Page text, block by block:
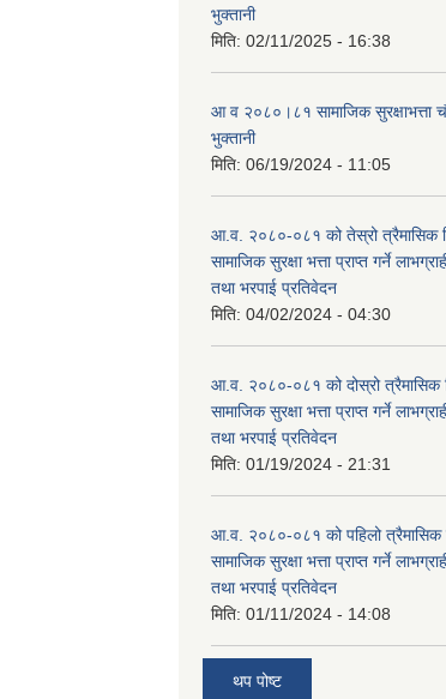
भुक्तानी
मिति: 02/11/2025 - 16:38
आ व २०८०।८१ सामाजिक सुरक्षाभत्ता
भुक्तानी
मिति: 06/19/2024 - 11:05
आ.व. २०८०-०८१ को तेस्रो त्रैमासिक
सामाजिक सुरक्षा भत्ता प्राप्त गर्ने
तथा भरपाई प्रतिवेदन
मिति: 04/02/2024 - 04:30
आ.व. २०८०-०८१ को दोस्रो त्रैमासिक
सामाजिक सुरक्षा भत्ता प्राप्त गर्ने
तथा भरपाई प्रतिवेदन
मिति: 01/19/2024 - 21:31
आ.व. २०८०-०८१ को पहिलो त्रैमासिक
सामाजिक सुरक्षा भत्ता प्राप्त गर्ने
तथा भरपाई प्रतिवेदन
मिति: 01/11/2024 - 14:08
थप पोष्ट